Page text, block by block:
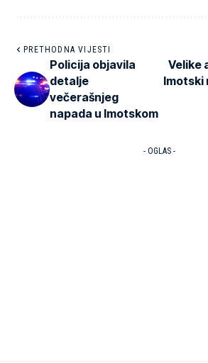
PRETHODNA VIJESTI
Policija objavila
detalje
večerašnjeg
napada u Imotskom
Velike
Imotski
- OGLAS -